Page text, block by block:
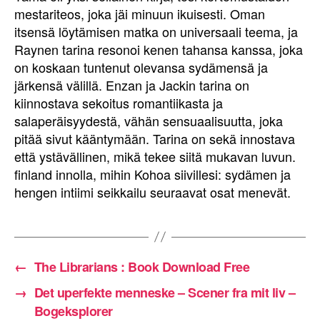
mestariteos, joka jäi minuun ikuisesti. Oman
itsensä löytämisen matka on universaali teema, ja
Raynen tarina resonoi kenen tahansa kanssa, joka
on koskaan tuntenut olevansa sydämensä ja
järkensä välillä. Enzan ja Jackin tarina on
kiinnostava sekoitus romantiikasta ja
salaperäisyydestä, vähän sensuaalisuutta, joka
pitää sivut kääntymään. Tarina on sekä innostava
että ystävällinen, mikä tekee siitä mukavan luvun.
finland innolla, mihin Kohoa siivillesi: sydämen ja
hengen intiimi seikkailu seuraavat osat menevät.
← The Librarians : Book Download Free
→ Det uperfekte menneske – Scener fra mit liv –
Bogeksplorer